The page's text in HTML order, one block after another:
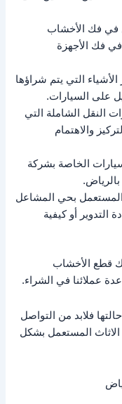
في فك الأخشاب
فك الأجهزة
التي يتم شراؤها
على السيارات.
النقل الشاملة التي
والاهتمام
الخاصة بشركة
المستعمل بحي المشاعل
التدوير أو كيفية
قطع الأخشاب
عملائنا في الشراء.
فلابد من التواصل
الاثاث المستعمل بشكل